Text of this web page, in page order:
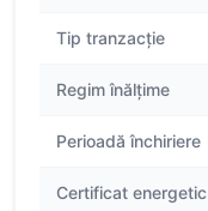
Tip tranzacție
Regim înălțime
Perioadă închiriere
Certificat energetic